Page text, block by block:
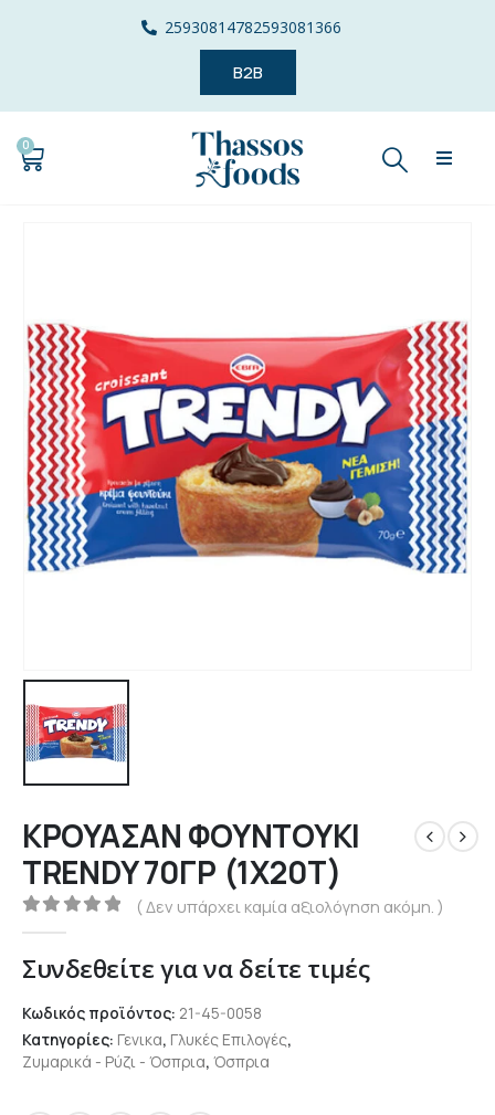
25930814782593081366
B2B
0
ΚΡΟΥΑΣΑΝ ΦΟΥΝΤΟΥΚΙ
TRENDY 70ΓΡ (1Χ20Τ)
0out of 5
( Δεν υπάρχει καμία αξιολόγηση ακόμη. )
Συνδεθείτε για να δείτε τιμές
Κωδικός προϊόντος: 21-45-0058
Κατηγορίες: Γενικα, Γλυκές Επιλογές,
Ζυμαρικά - Ρύζι - Όσπρια, Όσπρια